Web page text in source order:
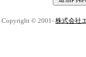
Copyright © 2001- 株式会社